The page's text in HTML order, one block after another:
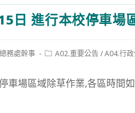
日 進行本校停車場
總務處幹事
PostA02.重要公告/A04.行
車場區域除草作業,各區時間